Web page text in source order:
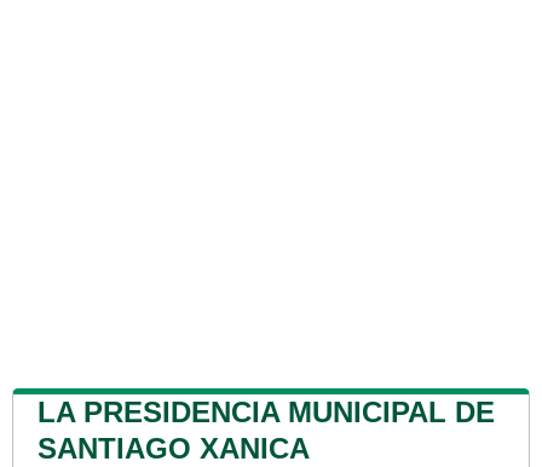
LA PRESIDENCIA MUNICIPAL DE
SANTIAGO XANICA